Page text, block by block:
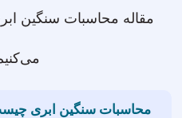
مقاله محاسبات سنگین
محاسبات سنگین ابری